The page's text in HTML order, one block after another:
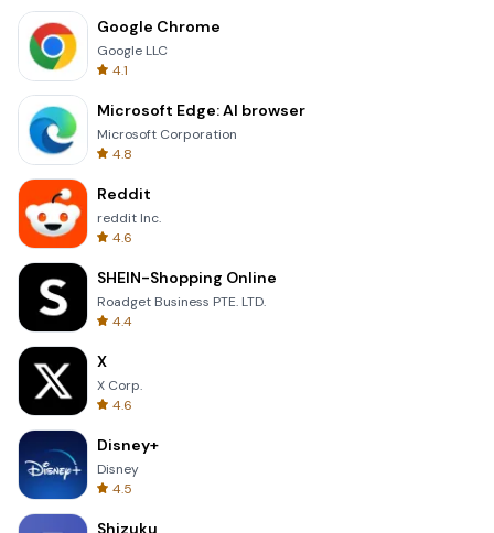
Google Chrome
Google LLC
4.1
Microsoft Edge: AI browser
Microsoft Corporation
4.8
Reddit
reddit Inc.
4.6
SHEIN-Shopping Online
Roadget Business PTE. LTD.
4.4
X
X Corp.
4.6
Disney+
Disney
4.5
Shizuku